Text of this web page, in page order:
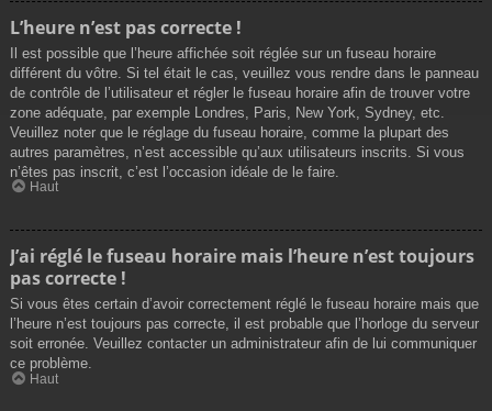
L’heure n’est pas correcte !
Il est possible que l’heure affichée soit réglée sur un fuseau horaire
différent du vôtre. Si tel était le cas, veuillez vous rendre dans le panneau
de contrôle de l’utilisateur et régler le fuseau horaire afin de trouver votre
zone adéquate, par exemple Londres, Paris, New York, Sydney, etc.
Veuillez noter que le réglage du fuseau horaire, comme la plupart des
autres paramètres, n’est accessible qu’aux utilisateurs inscrits. Si vous
n’êtes pas inscrit, c’est l’occasion idéale de le faire.
Haut
J’ai réglé le fuseau horaire mais l’heure n’est toujours
pas correcte !
Si vous êtes certain d’avoir correctement réglé le fuseau horaire mais que
l’heure n’est toujours pas correcte, il est probable que l’horloge du serveur
soit erronée. Veuillez contacter un administrateur afin de lui communiquer
ce problème.
Haut